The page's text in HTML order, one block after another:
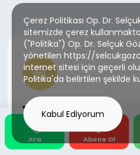
Muayene + Hikaye
Detaylı hasta hikayesi alınır
Fizik muayene ve
Ara Abone Ol
Çerez Politikası Op. Dr.
sitemizde çerez
("Politika") Op. Dr. Selçuk
yönetilen https://
internet sitesi için geçerli
Politika'da belirtilen şekilde
Kabul Ediyorum